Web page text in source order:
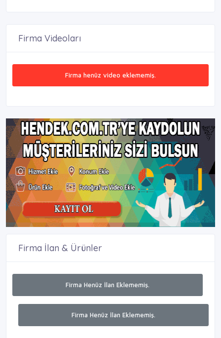
Firma Videoları
Firma henüz video eklememiş.
Firma İlan & Ürünler
Firma Henüz İlan Eklememiş.
Firma Henüz İlan Eklememiş.